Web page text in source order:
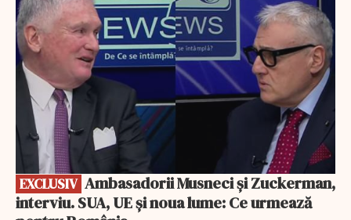
EXCLUSIV
interviu. SUA, UE și noua lume: Ce urmează